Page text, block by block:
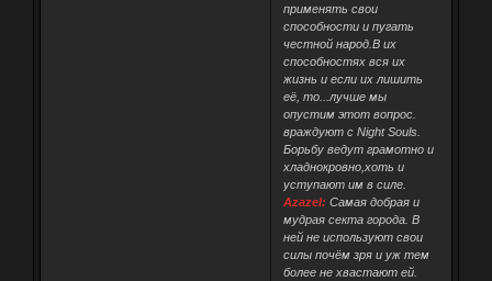
применять свои
способности и пугать
честной народ.В их
способностях вся их
жизнь и если их лишить
её, то...лучше мы
опустим этот вопрос.
враждуют с Night Souls.
Борьбу ведут грамотно и
хладнокровно,хоть и
уступают им в силе.
Azazel: Самая добрая и
мудрая секта города. В
ней не используют свои
силы почём зря и уж тем
более не хвастают ей.